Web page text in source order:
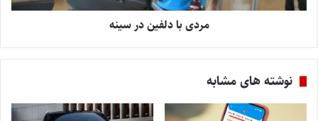
مردی با دلفین در سینه
نوشته های مشابه